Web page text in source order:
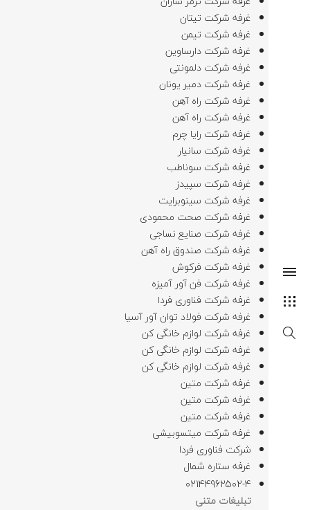
SEARCH AND PRESS ENTER
غرفه شرکت تیتان
غرفه شرکت تیمن
غرفه شرکت دارساوین
غرفه شرکت دلمونتی
غرفه شرکت دمیر یونان
غرفه شرکت راه آهن
غرفه شرکت راه آهن
غرفه شرکت رایا چرم
غرفه شرکت سانیار
غرفه شرکت سوناطب
غرفه شرکت سپیدز
غرفه شرکت سینوبرایت
غرفه شرکت صحت محمودی
غرفه شرکت صنایع نساجی
غرفه شرکت صندوق راه آهن
غرفه شرکت فرکوش
غرفه شرکت فن آور آمیزه
غرفه شرکت فناوری فردا
غرفه شرکت فولاد توان آور آسیا
غرفه شرکت لوازم خانگی کن
غرفه شرکت لوازم خانگی کن
غرفه شرکت لوازم خانگی کن
غرفه شرکت متین
غرفه شرکت متین
غرفه شرکت متین
غرفه شرکت میتسوبیشی
شرکت فناوری فردا
غرفه ستاره شمال
02144962502-4
تبلیغات متنی